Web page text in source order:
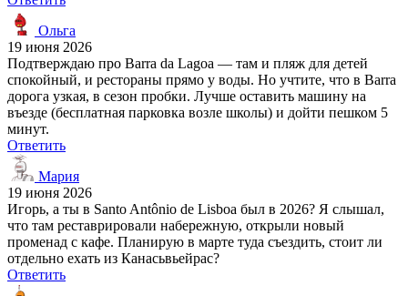
Ольга
19 июня 2026
Подтверждаю про Barra da Lagoa — там и пляж для детей
спокойный, и рестораны прямо у воды. Но учтите, что в Barra
дорога узкая, в сезон пробки. Лучше оставить машину на
въезде (бесплатная парковка возле школы) и дойти пешком 5
минут.
Ответить
Мария
19 июня 2026
Игорь, а ты в Santo Antônio de Lisboa был в 2026? Я слышал,
что там реставрировали набережную, открыли новый
променад с кафе. Планирую в марте туда съездить, стоит ли
отдельно ехать из Канасьвьейрас?
Ответить